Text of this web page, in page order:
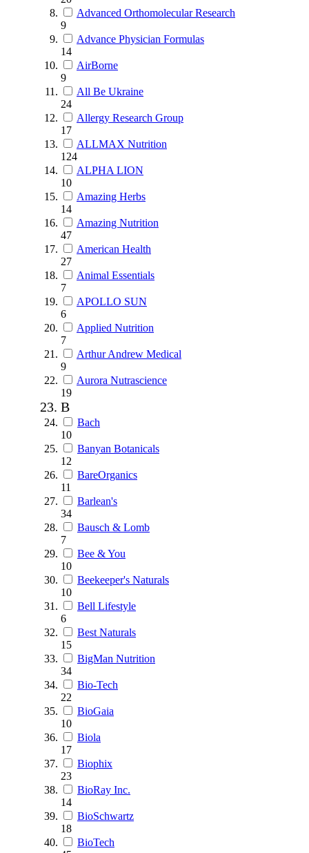
Advanced Orthomolecular Research
9
Advance Physician Formulas
14
AirBorne
9
All Be Ukraine
24
Allergy Research Group
17
ALLMAX Nutrition
124
ALPHA LION
10
Amazing Herbs
14
Amazing Nutrition
47
American Health
27
Animal Essentials
7
APOLLO SUN
6
Applied Nutrition
7
Arthur Andrew Medical
9
Aurora Nutrascience
19
B
Bach
10
Banyan Botanicals
12
BareOrganics
11
Barlean's
34
Bausch & Lomb
7
Bee & You
10
Beekeeper's Naturals
10
Bell Lifestyle
6
Best Naturals
15
BigMan Nutrition
34
Bio-Tech
22
BioGaia
10
Biola
17
Biophix
23
BioRay Inc.
14
BioSchwartz
18
BioTech